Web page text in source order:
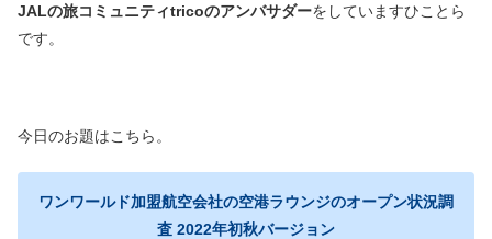
JALの旅コミュニティtricoのアンバサダーをしていますひことら
です。
今日のお題はこちら。
ワンワールド加盟航空会社の空港ラウンジのオープン状況調
査 2022年初秋バージョン